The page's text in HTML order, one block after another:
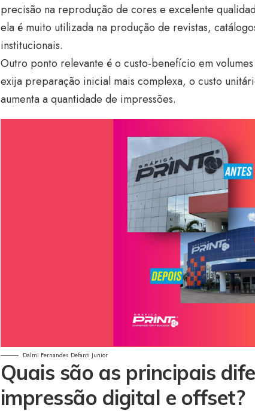
precisão na reprodução de cores e excelente
ela é muito utilizada na produção de revistas,
institucionais.
Outro ponto relevante é o custo-benefício em
exija preparação inicial mais complexa, o custo
aumenta a quantidade de impressões.
Dalmi Fernandes Defanti Junior
Quais são as principais
impressão digital e offset?